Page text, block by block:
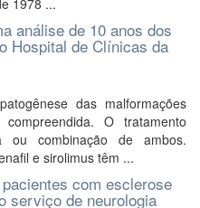
1978 ...
análise de 10 anos dos
Hospital de Clínicas da
das malformações
O tratamento
ou combinação de ambos.
e sirolimus têm ...
com esclerose
serviço de neurologia